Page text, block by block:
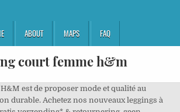
ABOUT MAPS FAQ
court femme h&m
est de proposer mode et qualité au
durable. Achetez nos nouveaux leggings à